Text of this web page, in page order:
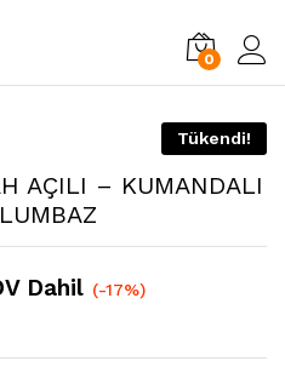
0
Tükendi!
AÇILI – KUMANDALI
Dahil (-17%)